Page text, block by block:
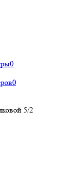
0
0
5/2